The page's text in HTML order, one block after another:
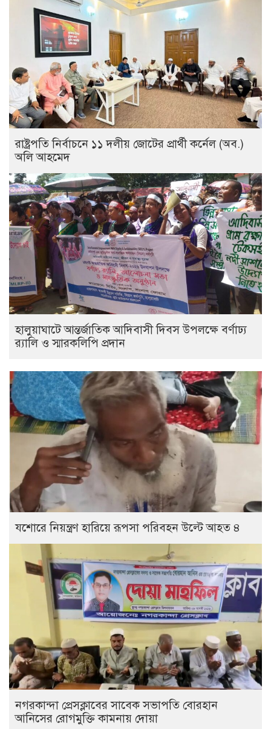
রাষ্ট্রপতি নির্বাচনে ১১ দলীয় জোটের প্রার্থী কর্নেল (অব.)
অলি আহমেদ
হালুয়াঘাটে আন্তর্জাতিক আদিবাসী দিবস উপলক্ষে বর্ণাঢ্য
র‌্যালি ও স্মারকলিপি প্রদান
যশোরে নিয়ন্ত্রণ হারিয়ে রূপসা পরিবহন উল্টে আহত ৪
নগরকান্দা প্রেসক্লাবের সাবেক সভাপতি বোরহান
আনিসের রোগমুক্তি কামনায় দোয়া